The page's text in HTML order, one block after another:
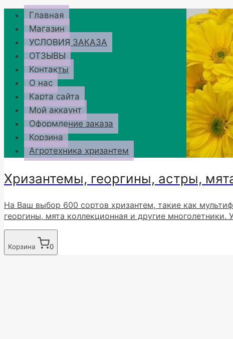
Перейти
содержимому
Главная
Магазин
УСЛОВИЯ ЗАКАЗА
ОТЗЫВЫ
Контакты
О нас
Карта сайта
Мой аккаунт
Оформление заказа
Корзина
Агротехника хризантем
Хризантемы, георгины, астры,
На Ваш выбор 600 сортов хризантем, такие как
георгины, мята коллекционная и другие
Корзина 0